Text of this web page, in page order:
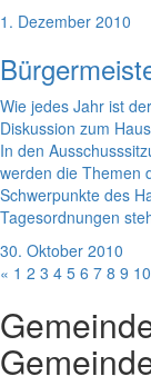
1. Dezember 2010
Wie jedes Jahr ist
Diskussion zum
In den
werden die Themen
Schwerpunkte des
Tagesordnungen
30. Oktober 2010
« 1 2 3 4 5 6 7 8 9 10